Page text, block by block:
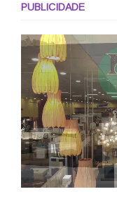
PUBLICIDADE